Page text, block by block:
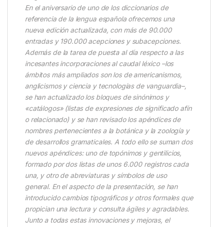
En el aniversario de uno de los diccionarios de
referencia de la lengua española ofrecemos una
nueva edición actualizada, con más de 90.000
entradas y 190.000 acepciones y subacepciones.
Además de la tarea de puesta al día respecto a las
incesantes incorporaciones al caudal léxico –los
ámbitos más ampliados son los de americanismos,
anglicismos y ciencia y tecnologías de vanguardia–,
se han actualizado los bloques de sinónimos y
«catálogos» (listas de expresiones de significado afín
o relacionado) y se han revisado los apéndices de
nombres pertenecientes a la botánica y la zoología y
de desarrollos gramaticales. A todo ello se suman dos
nuevos apéndices: uno de topónimos y gentilicios,
formado por dos listas de unos 6.000 registros cada
una, y otro de abreviaturas y símbolos de uso
general. En el aspecto de la presentación, se han
introducido cambios tipográficos y otros formales que
propician una lectura y consulta ágiles y agradables.
Junto a todas estas innovaciones y mejoras, el